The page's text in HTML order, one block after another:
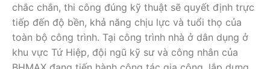
chắc chắn, thi công đúng kỹ thuật sẽ quyết định trực
tiếp đến độ bền, khả năng chịu lực và tuổi thọ của
toàn bộ công trình. Tại công trình nhà ở dân dụng ở
khu vực Tứ Hiệp, đội ngũ kỹ sư và công nhân của